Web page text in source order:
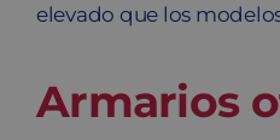
elevado que los
Armarios